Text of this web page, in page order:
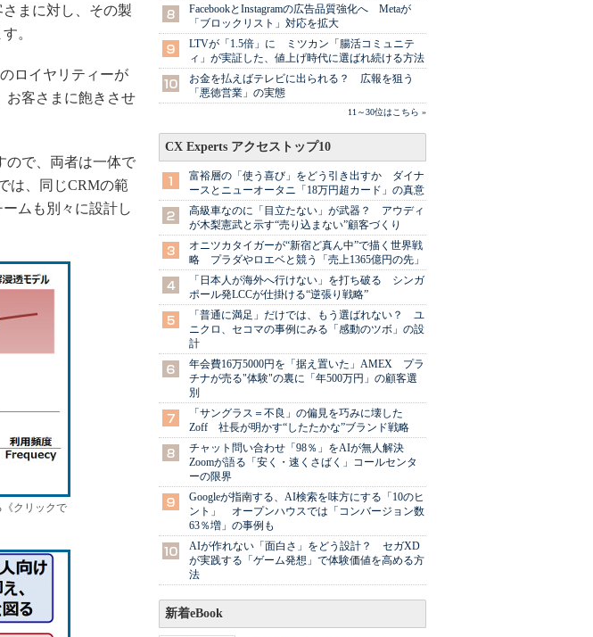
まに対し、その製
。
ロイヤリティーが
お客さまに飽きさせ
ので、両者は一体で
は、同じCRMの範
ムも別々に設計し
クリックで
FacebookとInstagramの広告品質強化へ Metaが
「ブロックリスト」対応を拡大
LTVが「1.5倍」に ミツカン「腸活コミュニテ
ィ」が実証した、値上げ時代に選ばれ続ける方法
お金を払えばテレビに出られる？ 広報を狙う
「悪徳営業」の実態
11～30位はこちら »
CX Experts アクセストップ10
富裕層の「使う喜び」をどう引き出すか ダイナ
ースとニューオータニ「18万円超カード」の真意
高級車なのに「目立たない」が武器？ アウディ
が木梨憲武と示す“売り込まない”顧客づくり
オニツカタイガーが“新宿ど真ん中”で描く世界戦
略 プラダやロエベと競う「売上1365億円の先」
「日本人が海外へ行けない」を打ち破る シンガ
ポール発LCCが仕掛ける“逆張り戦略”
「普通に満足」だけでは、もう選ばれない？ ユ
ニクロ、セコマの事例にみる「感動のツボ」の設
計
年会費16万5000円を「据え置いた」AMEX プラ
チナが売る"体験"の裏に「年500万円」の顧客選
別
「サングラス＝不良」の偏見を巧みに壊した
Zoff 社長が明かす“したたかな”ブランド戦略
チャット問い合わせ「98％」をAIが無人解決
Zoomが語る「安く・速くさばく」コールセンタ
ーの限界
Googleが指南する、AI検索を味方にする「10のヒ
ント」 オープンハウスでは「コンバージョン数
63％増」の事例も
AIが作れない「面白さ」をどう設計？ セガXD
が実践する「ゲーム発想」で体験価値を高める方
法
新着eBook